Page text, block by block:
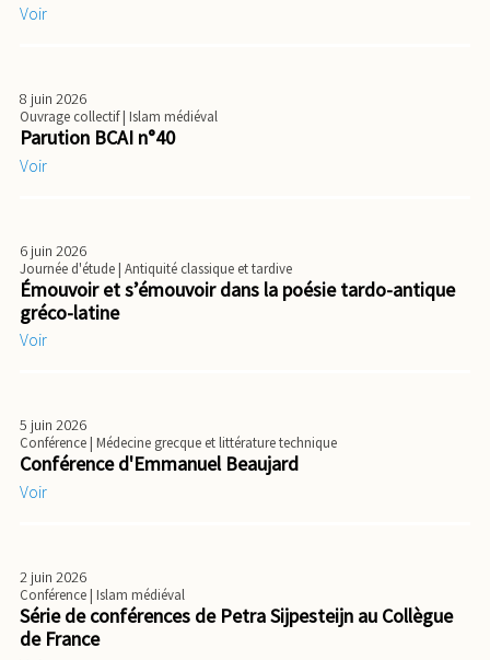
Voir
8 juin 2026
Ouvrage collectif| Islam médiéval
Parution BCAI n°40
Voir
6 juin 2026
Journée d'étude| Antiquité classique et tardive
Émouvoir et s’émouvoir dans la poésie tardo-antique
gréco-latine
Voir
5 juin 2026
Conférence| Médecine grecque et littérature technique
Conférence d'Emmanuel Beaujard
Voir
2 juin 2026
Conférence| Islam médiéval
Série de conférences de Petra Sijpesteijn au Collègue
de France